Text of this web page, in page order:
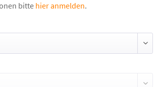
bitte hier anmelden.